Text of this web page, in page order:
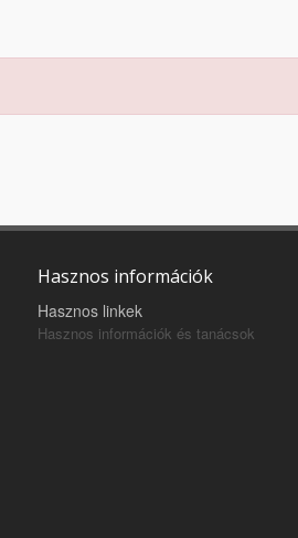
Hasznos információk
Hasznos linkek
Hasznos információk és tanácsok